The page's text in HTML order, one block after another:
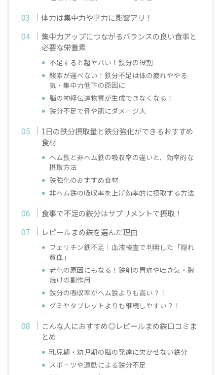
体力は集中力や学力に影響アリ！
集中力アップにつながるバランスの良い食事と
必要な栄養素
不足すると超ヤバい！鉄分の役割
酸素が運べない！鉄分不足は体の疲れややる
気・集中力低下の原因に
脳の神経伝達物質が生成できなくなる！
鉄分不足で骨や肌にダメージ大
1日の鉄分摂取量と鉄分強化ができるおすすめ
食材
ヘム鉄と非ヘム鉄の吸収率の違いと、効率的な
摂取方法
鉄強化のおすすめ食材
非ヘム鉄の吸収率を上げ効率的に摂取する方法
食事で不足の鉄分はサプリメントで摂取！
レピールまめ鉄を選んだ理由
フェリチン鉄不足｜血液検査で判明した「隠れ
貧血」
老化の原因にもなる！鉄剤の胃痛や吐き気・胸
焼けの副作用
鉄分の吸収率がヘム鉄よりも高い？！
グミやタブレットよりも継続しやすい？！
こんな人におすすめ◎レピールまめ鉄口コミま
とめ
乳児期・幼児期の脳の発達に欠かせない鉄分
スポーツや運動による鉄分不足